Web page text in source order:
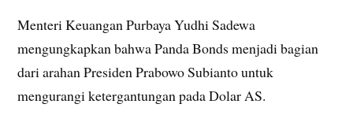
Menteri Keuangan Purbaya Yudhi Sadewa
mengungkapkan bahwa Panda Bonds menjadi bagian
dari arahan Presiden Prabowo Subianto untuk
mengurangi ketergantungan pada Dolar AS.